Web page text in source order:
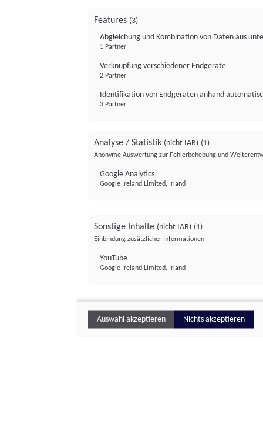
Features (3)
Abgleichung und Kombination von Daten aus
1 Partner
Verknüpfung verschiedener Endgeräte
2 Partner
Identifikation von Endgeräten anhand
3 Partner
Analyse / Statistik (nicht IAB) (1)
Anonyme Auswertung zur Fehlerbehebung und
Google Analytics
Google Ireland Limited, Irland
Sonstige Inhalte (nicht IAB) (1)
Einbindung zusätzlicher Informationen
YouTube
Google Ireland Limited, Irland
Auswahl akzeptieren Nichts akzeptieren